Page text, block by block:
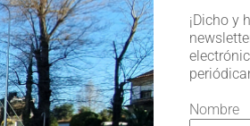
¡Dicho y
Nombre